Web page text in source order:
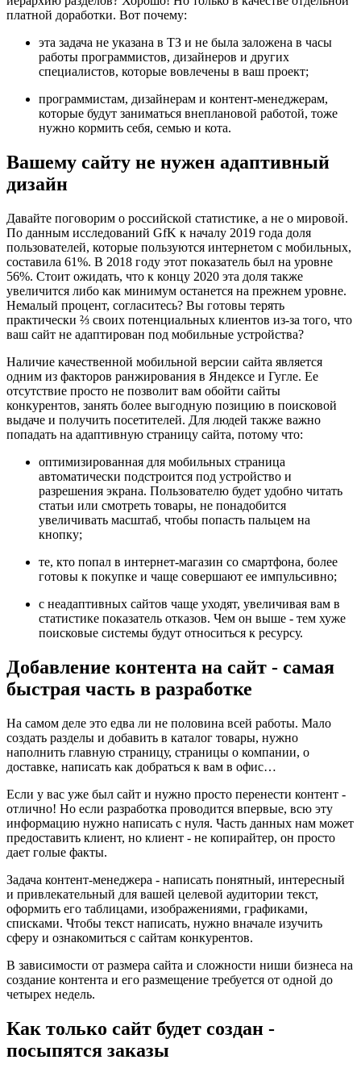
платной доработки. Вот почему:
эта задача не указана в ТЗ и не была заложена в часы
работы программистов, дизайнеров и других
специалистов, которые вовлечены в ваш проект;
программистам, дизайнерам и контент-менеджерам,
которые будут заниматься внеплановой работой, тоже
нужно кормить себя, семью и кота.
Вашему сайту не нужен адаптивный
дизайн
Давайте поговорим о российской статистике, а не о мировой.
По данным исследований GfK к началу 2019 года доля
пользователей, которые пользуются интернетом с мобильных,
составила 61%. В 2018 году этот показатель был на уровне
56%. Стоит ожидать, что к концу 2020 эта доля также
увеличится либо как минимум останется на прежнем уровне.
Немалый процент, согласитесь? Вы готовы терять
практически ⅔ своих потенциальных клиентов из-за того, что
ваш сайт не адаптирован под мобильные устройства?
Наличие качественной мобильной версии сайта является
одним из факторов ранжирования в Яндексе и Гугле. Ее
отсутствие просто не позволит вам обойти сайты
конкурентов, занять более выгодную позицию в поисковой
выдаче и получить посетителей. Для людей также важно
попадать на адаптивную страницу сайта, потому что:
оптимизированная для мобильных страница
автоматически подстроится под устройство и
разрешения экрана. Пользователю будет удобно читать
статьи или смотреть товары, не понадобится
увеличивать масштаб, чтобы попасть пальцем на
кнопку;
те, кто попал в интернет-магазин со смартфона, более
готовы к покупке и чаще совершают ее импульсивно;
с неадаптивных сайтов чаще уходят, увеличивая вам в
статистике показатель отказов. Чем он выше - тем хуже
поисковые системы будут относиться к ресурсу.
Добавление контента на сайт - самая
быстрая часть в разработке
На самом деле это едва ли не половина всей работы. Мало
создать разделы и добавить в каталог товары, нужно
наполнить главную страницу, страницы о компании, о
доставке, написать как добраться к вам в офис…
Если у вас уже был сайт и нужно просто перенести контент -
отлично! Но если разработка проводится впервые, всю эту
информацию нужно написать с нуля. Часть данных нам может
предоставить клиент, но клиент - не копирайтер, он просто
дает голые факты.
Задача контент-менеджера - написать понятный, интересный
и привлекательный для вашей целевой аудитории текст,
оформить его таблицами, изображениями, графиками,
списками. Чтобы текст написать, нужно вначале изучить
сферу и ознакомиться с сайтам конкурентов.
В зависимости от размера сайта и сложности ниши бизнеса на
создание контента и его размещение требуется от одной до
четырех недель.
Как только сайт будет создан -
посыпятся заказы